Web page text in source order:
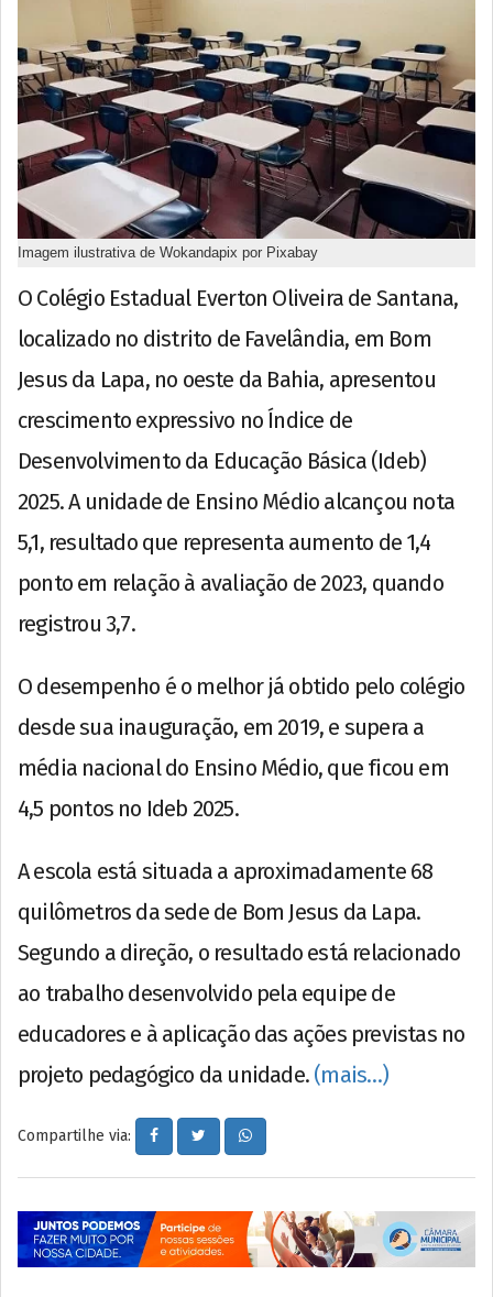
Imagem ilustrativa de Wokandapix por Pixabay
O Colégio Estadual Everton Oliveira de Santana,
localizado no distrito de Favelândia, em Bom
Jesus da Lapa, no oeste da Bahia, apresentou
crescimento expressivo no Índice de
Desenvolvimento da Educação Básica (Ideb)
2025. A unidade de Ensino Médio alcançou nota
5,1, resultado que representa aumento de 1,4
ponto em relação à avaliação de 2023, quando
registrou 3,7.
O desempenho é o melhor já obtido pelo colégio
desde sua inauguração, em 2019, e supera a
média nacional do Ensino Médio, que ficou em
4,5 pontos no Ideb 2025.
A escola está situada a aproximadamente 68
quilômetros da sede de Bom Jesus da Lapa.
Segundo a direção, o resultado está relacionado
ao trabalho desenvolvido pela equipe de
educadores e à aplicação das ações previstas no
projeto pedagógico da unidade. (mais…)
Compartilhe via: